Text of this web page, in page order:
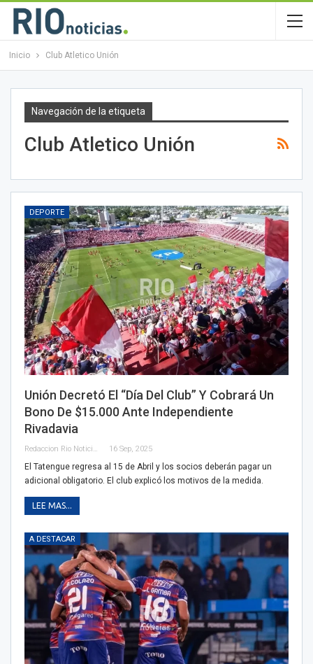
Inicio Club Atletico Unión
Navegación de la etiqueta
Club Atletico Unión
DEPORTE
Unión Decretó El “Día Del Club” Y Cobrará Un
Bono De $15.000 Ante Independiente
Rivadavia
16 Sep, 2025
El Tatengue regresa al 15 de Abril y los socios deberán pagar un
adicional obligatorio. El club explicó los motivos de la medida.
LEE MAS...
A DESTACAR